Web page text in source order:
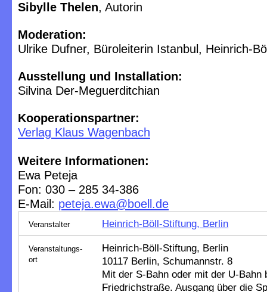
Sibylle Thelen, Autorin
Moderation:
Ulrike Dufner, Büroleiterin Istanbul, Heinrich-
Ausstellung und Installation:
Silvina Der-Meguerditchian
Kooperationspartner:
Verlag Klaus Wagenbach
Weitere Informationen:
Ewa Peteja
Fon: 030 – 285 34-386
E-Mail: peteja.ewa@boell.de
Veranstalter Heinrich-Böll-Stiftung, Berlin
Veranstaltungs-
ort
Heinrich-Böll-Stiftung, Berlin
10117 Berlin, Schumannstr. 8
Mit der S-Bahn oder mit der U-Bahn
Friedrichstraße. Ausgang über die